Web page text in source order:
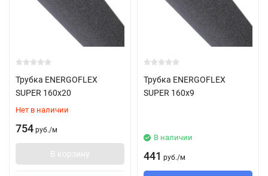
Трубка ENERGOFLEX
SUPER 160х20
Нет в наличии
754 руб./м
В корзину
Трубка ENERGOFLEX
SUPER 160х9
В наличии
441 руб./м